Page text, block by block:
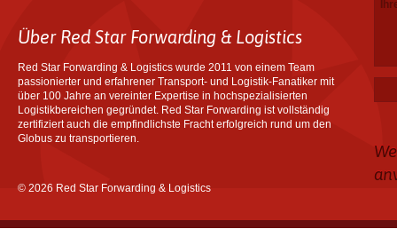
Über Red Star Forwarding & Logistics
Red Star Forwarding & Logistics wurde 2011 von einem Team
passionierter und erfahrener Transport- und Logistik-Fanatiker mit
über 100 Jahre an vereinter Expertise in hochspezialisierten
Logistikbereichen gegründet. Red Star Forwarding ist vollständig
zertifiziert auch die empfindlichste Fracht erfolgreich rund um den
Globus zu transportieren.
© 2026 Red Star Forwarding & Logistics